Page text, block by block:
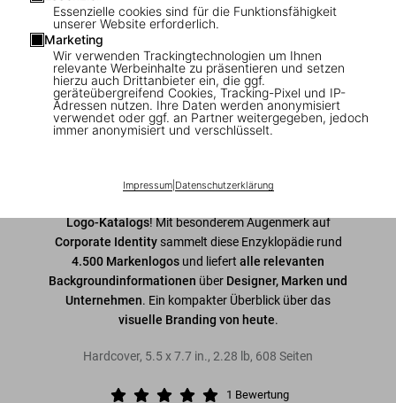
Essenzielle cookies sind für die Funktionsfähigkeit
unserer Website erforderlich.
Marketing
Wir verwenden Trackingtechnologien um Ihnen
relevante Werbeinhalte zu präsentieren und setzen
hierzu auch Drittanbieter ein, die ggf.
geräteübergreifend Cookies, Tracking-Pixel und IP-
Adressen nutzen. Ihre Daten werden anonymisiert
verwendet oder ggf. an Partner weitergegeben, jedoch
immer anonymisiert und verschlüsselt.
Impressum| Datenschutzerklärung
Logo Design. Global Brands
US$ 25
In den Warenkorb
Verfügbarkeit
Logo-Katalogs! Mit besonderem Augenmerk auf
Corporate Identitysammelt diese Enzyklopädie rund
4.500 Markenlogos und liefert alle relevanten
Backgroundinformationen über Designer, Marken und
Unternehmen. Ein kompakter Überblick über das
visuelle Branding von heute.
Hardcover, 5.5x7.7 in., 2.28 lb, 608 Seiten
1 Bewertung